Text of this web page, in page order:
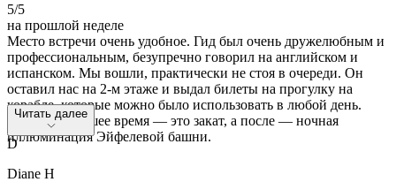
5/5
на прошлой неделе
Место встречи очень удобное. Гид был очень дружелюбным и
профессиональным, безупречно говорил на английском и
испанском. Мы вошли, практически не стоя в очереди. Он
оставил нас на 2-м этаже и выдал билеты на прогулку на
корабле, которые можно было использовать в любой день.
Конечно, лучшее время — это закат, а после — ночная
иллюминация Эйфелевой башни.
Читать далее
D
Diane H